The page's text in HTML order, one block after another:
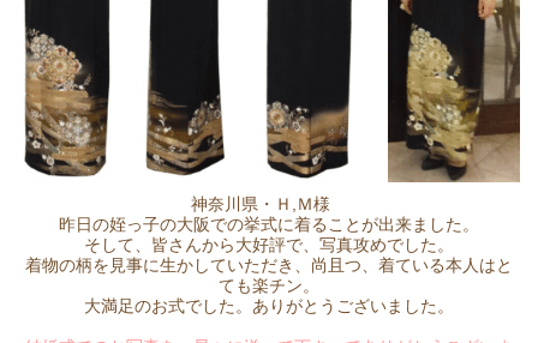
神奈川県・Ｈ,Ｍ様
昨日の姪っ子の大阪での挙式に着ることが出来ました。
そして、皆さんから大好評で、写真攻めでした。
着物の柄を見事に生かしていただき、尚且つ、着ている本人はと
ても楽チン。
大満足のお式でした。ありがとうございました。